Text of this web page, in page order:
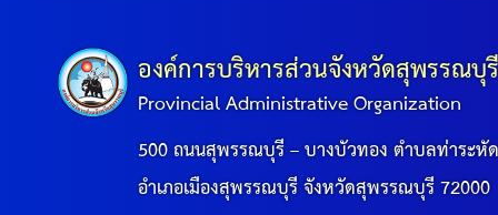
องค์การบริหารส่วนจังหวัดสุพรรณบุ
Provincial Administrative Organization
500 ถนนสุพรรณบุรี – บางบัวทอง ตำบลท่าระหั
อำเภอเมืองสุพรรณบุรี จังหวัดสุพรรณบุรี 72000